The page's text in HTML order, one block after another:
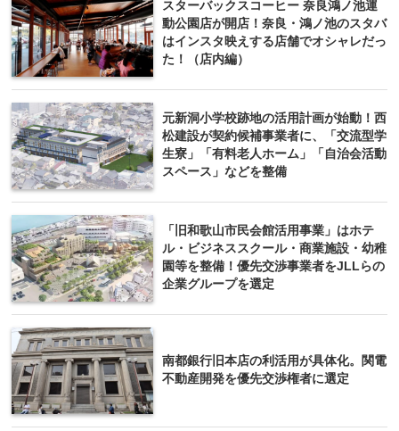
スターバックスコーヒー 奈良鴻ノ池運
動公園店が開店！奈良・鴻ノ池のスタバ
はインスタ映えする店舗でオシャレだっ
た！（店内編）
元新洞小学校跡地の活用計画が始動！西
松建設が契約候補事業者に、「交流型学
生寮」「有料老人ホーム」「自治会活動
スペース」などを整備
「旧和歌山市民会館活用事業」はホテ
ル・ビジネススクール・商業施設・幼稚
園等を整備！優先交渉事業者をJLLらの
企業グループを選定
南都銀行旧本店の利活用が具体化。関電
不動産開発を優先交渉権者に選定